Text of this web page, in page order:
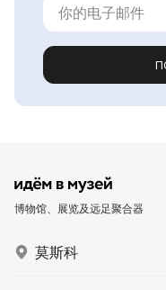
博物馆、展览及远足聚合器
莫斯科